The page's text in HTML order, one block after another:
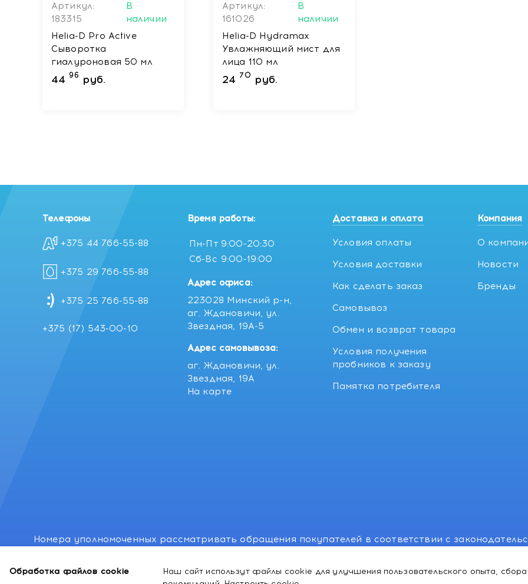
Артикул:
183315
В
наличии
Helia-D Pro Active
Cыворотка
гиалуроновая 50 мл
44 96 руб.
Артикул:
161026
В
наличии
Helia-D Hydramax
Увлажняющий мист для
лица 110 мл
24 70 руб.
Обработка файлов cookie
Наш сайт использут файлы cookie для улучшения пользовательского опыта, сбора
Телефоны
+375 44 766-55-88
+375 29 766-55-88
+375 25 766-55-88
+375 (17) 543-00-10
Время работы:
Пн-Пт 9:00-20:30
Сб-Вс 9:00-19:00
Адрес офиса:
223028 Минский р-н,
аг. Ждановичи, ул.
Звездная, 19А-5
Адрес самовывоза:
аг. Ждановичи, ул.
Звездная, 19А
На карте
Доставка и оплата
Условия оплаты
Условия доставки
Как сделать заказ
Самовывоз
Обмен и возврат товара
Условия получения
пробников к заказу
Памятка потребителя
Компания
О
Новости
Бренды
Номера уполномоченных рассматривать обращения покупателей в соответствии с
Номер и адрес электронной почты лица, уполномоченного рассматривать обращения